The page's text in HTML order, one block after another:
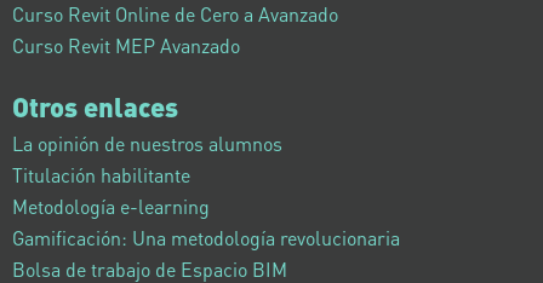
Curso Revit Online de Cero a Avanzado
Curso Revit MEP Avanzado
Otros enlaces
La opinión de nuestros alumnos
Titulación habilitante
Metodología e-learning
Gamificación: Una metodología revolucionaria
Bolsa de trabajo de Espacio BIM